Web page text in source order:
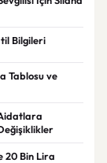
Bilgileri
Tablosu ve
20 Bin Lira